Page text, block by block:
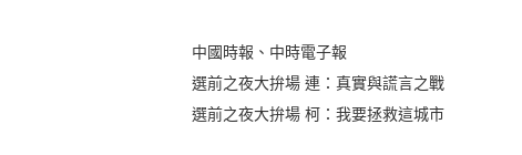
中國時報、中時電子報
選前之夜大拚場 連：真實與謊言之戰
選前之夜大拚場 柯：我要拯救這城市